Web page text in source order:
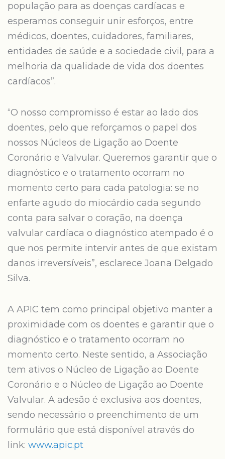
população para as doenças cardíacas e
esperamos conseguir unir esforços, entre
médicos, doentes, cuidadores, familiares,
entidades de saúde e a sociedade civil, para a
melhoria da qualidade de vida dos doentes
cardíacos”.
“O nosso compromisso é estar ao lado dos
doentes, pelo que reforçamos o papel dos
nossos Núcleos de Ligação ao Doente
Coronário e Valvular. Queremos garantir que o
diagnóstico e o tratamento ocorram no
momento certo para cada patologia: se no
enfarte agudo do miocárdio cada segundo
conta para salvar o coração, na doença
valvular cardíaca o diagnóstico atempado é o
que nos permite intervir antes de que existam
danos irreversíveis”, esclarece Joana Delgado
Silva.
A APIC tem como principal objetivo manter a
proximidade com os doentes e garantir que o
diagnóstico e o tratamento ocorram no
momento certo. Neste sentido, a Associação
tem ativos o Núcleo de Ligação ao Doente
Coronário e o Núcleo de Ligação ao Doente
Valvular. A adesão é exclusiva aos doentes,
sendo necessário o preenchimento de um
formulário que está disponível através do
link: www.apic.pt